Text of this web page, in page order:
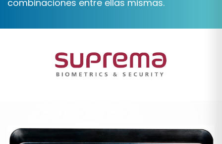
combinaciones entre ellas mismas.